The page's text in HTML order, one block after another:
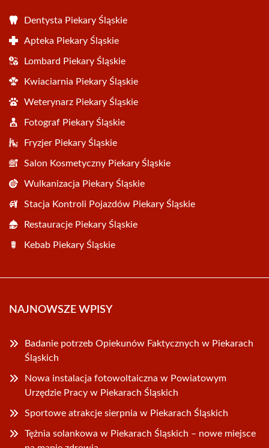
Dentysta Piekary Śląskie
Apteka Piekary Śląskie
Lombard Piekary Śląskie
Kwiaciarnia Piekary Śląskie
Weterynarz Piekary Śląskie
Fotograf Piekary Śląskie
Fryzjer Piekary Śląskie
Salon Kosmetyczny Piekary Śląskie
Wulkanizacja Piekary Śląskie
Stacja Kontroli Pojazdów Piekary Śląskie
Restauracje Piekary Śląskie
Kebab Piekary Śląskie
NAJNOWSZE WPISY
Badanie potrzeb Opiekunów Faktycznych w Piekarach
Śląskich
Nowa instalacja fotowoltaiczna w Powiatowym
Urzędzie Pracy w Piekarach Śląskich
Sportowe atrakcje sierpnia w Piekarach Śląskich
Tężnia solankowa w Piekarach Śląskich – nowe miejsce